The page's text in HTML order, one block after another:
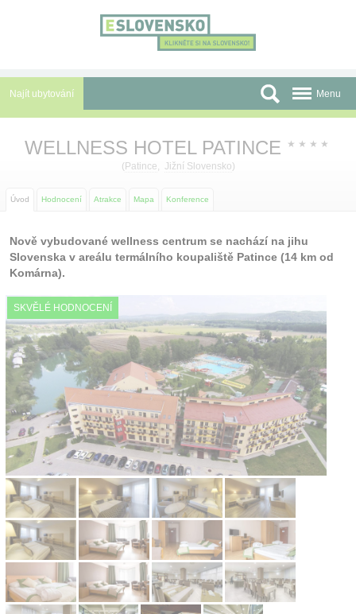
Najít ubytování
Autobusové zájezdy
Před cestou
Atrakce
O nás
Kontakt
Menu
WELLNESS HOTEL PATINCE ★ ★ ★ ★
( Patince, Jižní Slovensko)
Úvod Hodnocení Atrakce Mapa Konference
Nově vybudované wellness centrum se nachází na jihu
Slovenska v areálu termálního koupaliště Patince (14 km od
Komárna).
SKVĚLÉ HODNOCENÍ